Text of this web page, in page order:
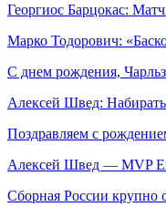
Георгиос Барцокас:
Марко Тодорович:
С днем рождения,
Алексей Швед:
Поздравляем с
Алексей Швед — MVP
Сборная России крупно